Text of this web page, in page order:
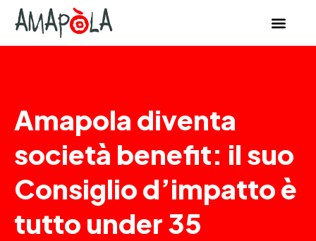
Amapola diventa
società benefit: il suo
Consiglio d’impatto è
tutto under 35